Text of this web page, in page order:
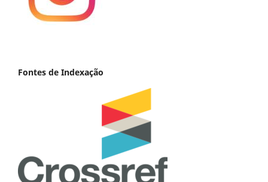
Fontes de Indexação